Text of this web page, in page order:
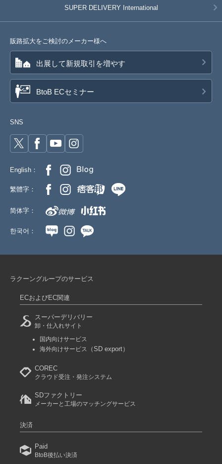
SUPER DELIVERY International
販路拡大をご検討のメーカー様へ
出展して新規取引を増やす
BtoB ECセミナー
SNS
English：
繁體字：
简体字：
한국어：
ラクーングループのサービス
ECおよびEC関連
スーパーデリバリー
卸・仕入れサイト
国内向けサービス
海外向けサービス
（SD export）
COREC
クラウド受注・発注システム
SDファクトリー
メーカーと工場のマッチングサービス
決済
Paid
BtoB後払い決済